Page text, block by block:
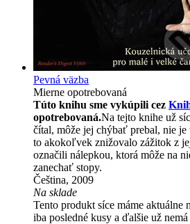
Pevná väzba
Mierne opotrebovaná
Túto knihu sme vykúpili cez
opotrebovaná.Na tejto knihe už
čítal, môže jej chýbať prebal, nie je
to akokoľvek znižovalo zážitok z
označili nálepkou, ktorá môže na
zanechať stopy.
Čeština, 2009
Na sklade
Tento produkt síce máme aktuálne
iba posledné kusy a ďalšie už